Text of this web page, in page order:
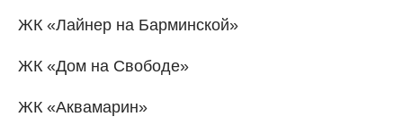
ЖК «Лайнер на Барминской»
ЖК «Дом на Свободе»
ЖК «Аквамарин»